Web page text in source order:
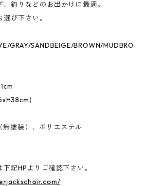
釣りなどのお出かけに最適。
び下さい。
GRAY/SANDBEIGE/BROWN/MUDBRO
無塗装）、ポリエステル
記HPよりご確認下さい。